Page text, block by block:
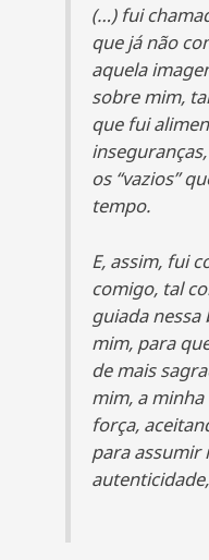
(…) fui
que já não
aquela
sobre mim,
que fui
os “vazios”
tempo.
E, assim, fui
comigo, tal
guiada nessa
mim, para
de mais
mim, a
força,
para assumir